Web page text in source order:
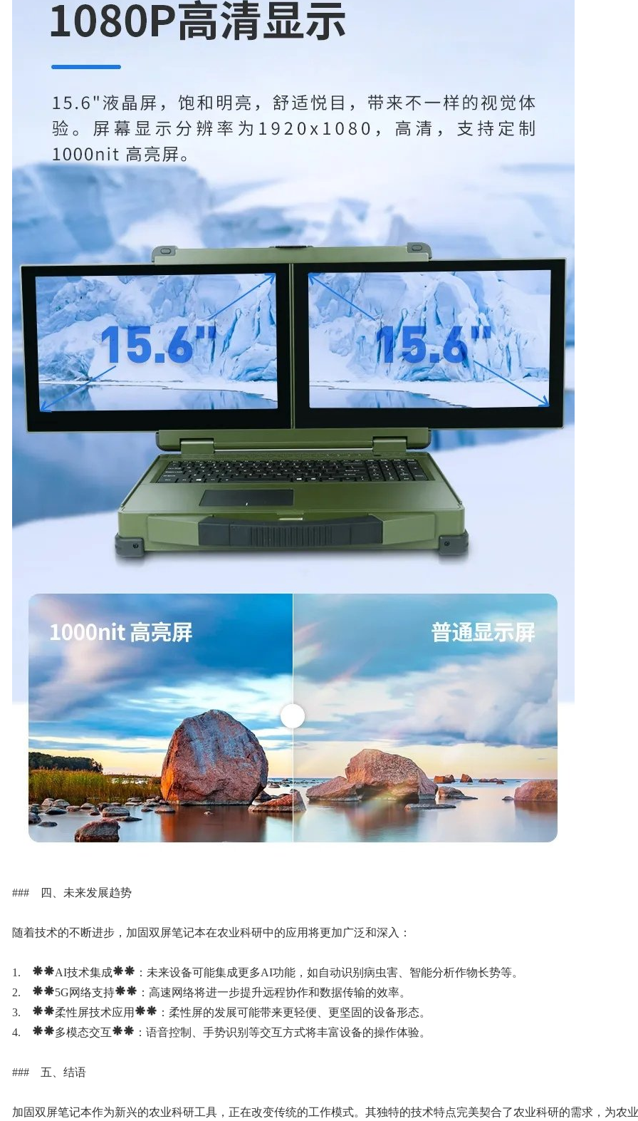
### 四、未来发展趋势
随着技术的不断进步，加固双屏笔记本在农业科研中的应用将更加广泛和深入：
1. **AI技术集成**：未来设备可能集成更多AI功能，如自动识别病虫害、智能分析作物长势等。
2. **5G网络支持**：高速网络将进一步提升远程协作和数据传输的效率。
3. **柔性屏技术应用**：柔性屏的发展可能带来更轻便、更坚固的设备形态。
4. **多模态交互**：语音控制、手势识别等交互方式将丰富设备的操作体验。
### 五、结语
加固双屏笔记本作为新兴的农业科研工具，正在改变传统的工作模式。其独特的技术特点完美契合了农业科研的需求，为农